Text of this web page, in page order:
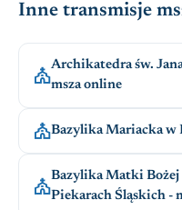
Inne transmisje
Archikatedra św.
msza online
Bazylika Mariacka w
Bazylika Matki
Piekarach Śląskich -